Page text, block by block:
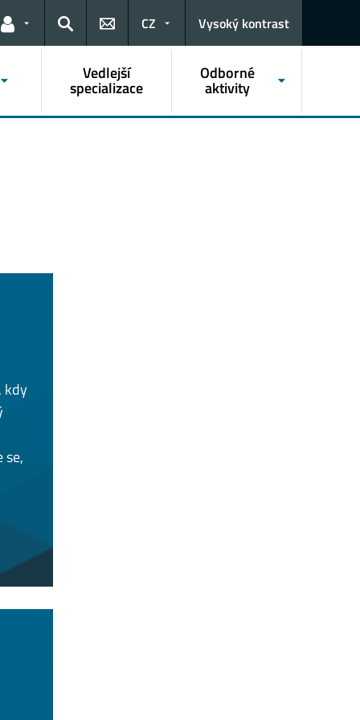
Odkazy pro uživatele
Hledat
CZ Vysoký kontrast
Vedlejší
specializace
Odborné
aktivity
kdy
se,